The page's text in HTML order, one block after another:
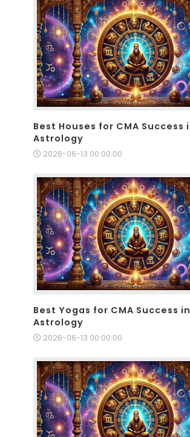
Best Houses for CMA Success
Astrology
2026-06-13 00:00:00
Best Yogas for CMA Success in
Astrology
2026-06-13 00:00:00